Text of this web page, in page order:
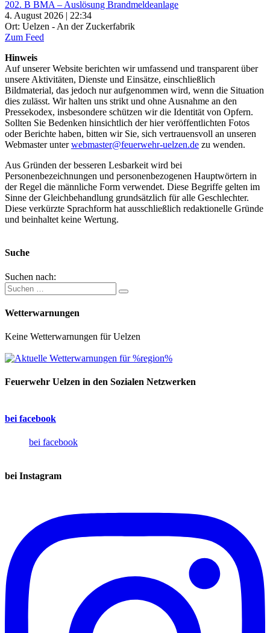
202. B BMA – Auslösung Brandmeldeanlage
4. August 2026 | 22:34
Ort: Uelzen - An der Zuckerfabrik
Zum Feed
Hinweis
Auf unserer Website berichten wir umfassend und transparent über
unsere Aktivitäten, Dienste und Einsätze, einschließlich
Bildmaterial, das jedoch nur aufgenommen wird, wenn die Situation
dies zulässt. Wir halten uns strikt und ohne Ausnahme an den
Pressekodex, insbesondere schützen wir die Identität von Opfern.
Sollten Sie Bedenken hinsichtlich der hier veröffentlichten Fotos
oder Berichte haben, bitten wir Sie, sich vertrauensvoll an unseren
Webmaster unterwebmaster@feuerwehr-uelzen.de zu wenden.
Aus Gründen der besseren Lesbarkeit wird bei
Personenbezeichnungen und personenbezogenen Hauptwörtern in
der Regel die männliche Form verwendet. Diese Begriffe gelten im
Sinne der Gleichbehandlung grundsätzlich für alle Geschlechter.
Diese verkürzte Sprachform hat ausschließlich redaktionelle Gründe
und beinhaltet keine Wertung.
Suche
Suchen nach:
Wetterwarnungen
Keine Wetterwarnungen für Uelzen
Feuerwehr Uelzen in den Sozialen Netzwerken
bei facebook
bei facebook
bei Instagram